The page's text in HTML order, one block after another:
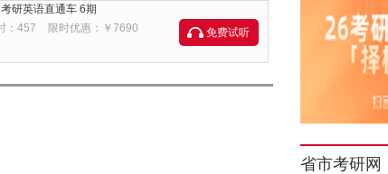
研英语直通车 6期
：457
限时优惠：￥7690 免费试听
省市考研网